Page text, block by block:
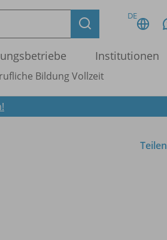
DE
Institutionen
Bildung Vollzeit
Teilen